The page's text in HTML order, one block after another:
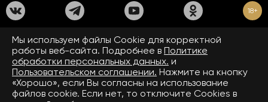
18+
На сайте применяются рекомендательные технологии. Подробнее
Правилах применения рекомендательных технологий.
Средство массовой информации сетевое издание «www.matchtv.ru»
зарегистрировано Федеральной службой по надзору в сфере связи,
информационных технологий и массовых коммуникаций (Роскомнадзор).
Свидетельство о регистрации средства массовой информации ЭЛ № ФС 77 - 72390
от 28.02.2018. Название — www.matchtv.ru.
Учредитель (соучредители) СМИ сетевого издания «www.matchtv.ru»: ООО
Мы используем файлы Сookie для корректной
работы веб-сайта. Подробнее в Политике
обработки персональных данных. и
Пользовательском соглашении. Нажмите на кнопку
«Хорошо», если Вы согласны на использование
файлов cookie. Если нет, то отключите Cookies в